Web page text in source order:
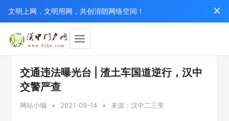
文明上网，文明用网，共创清朗网络空间！
交通违法曝光台 | 渣土车国道逆行，汉中
交警严查
网站小编 • 2021-09-14 • 来源：汉中二三里